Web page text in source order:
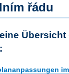
řádu